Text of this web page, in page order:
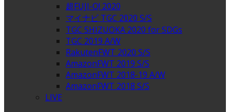
超FUJI-Q! 2020
マイナビ TGC 2020 S/S
TGC SHIZUOKA 2020 for SDGs
TGC 2019 A/W
RakutenFWT 2020 S/S
AmazonFWT 2019 S/S
AmazonFWT 2018-19 A/W
AmazonFWT 2018 S/S
LIVE